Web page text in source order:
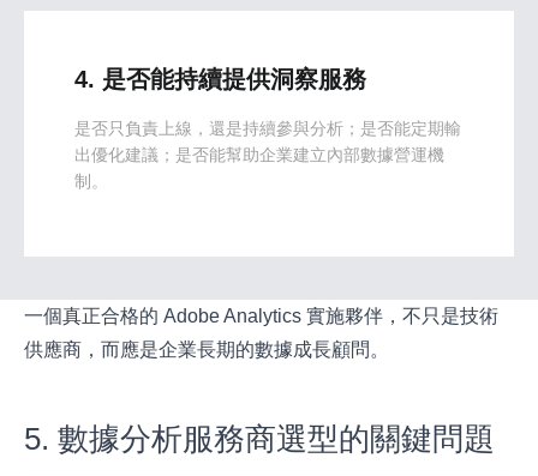
4. 是否能持續提供洞察服務
是否只負責上線，還是持續參與分析；是否能定期輸
出優化建議；是否能幫助企業建立內部數據營運機
制。
一個真正合格的 Adobe Analytics 實施夥伴，不只是技術
供應商，而應是企業長期的數據成長顧問。
5. 數據分析服務商選型的關鍵問題